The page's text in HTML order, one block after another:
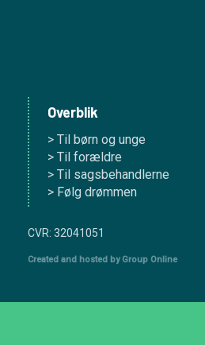
Overblik
> Til børn og unge
> Til forældre
> Til sagsbehandlerne
> Følg drømmen
CVR: 32041051​
Created and hosted by Group Online